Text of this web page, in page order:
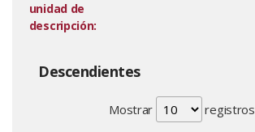
unidad de
descripción:
Descendientes
Mostrar registros